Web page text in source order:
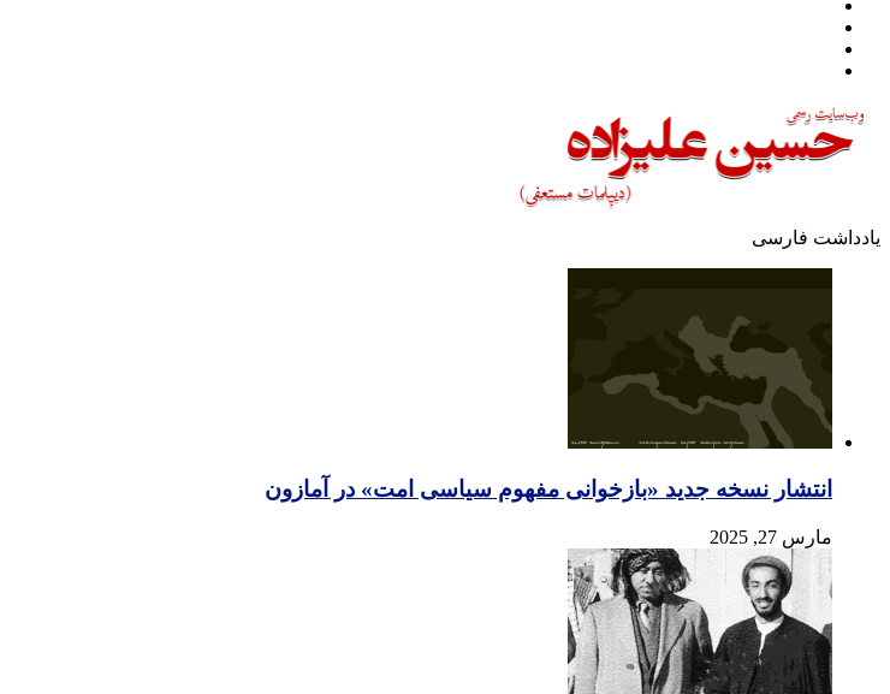
یادداشت فارسی
انتشار نسخه جدید «بازخوانی مفهوم سیاسی امت» در آمازون
مارس 27, 2025